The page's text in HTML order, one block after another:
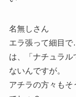
名無しさん
エラ張って細目
は、「ナチュラ
ないんですが。
アチラの方々もそ